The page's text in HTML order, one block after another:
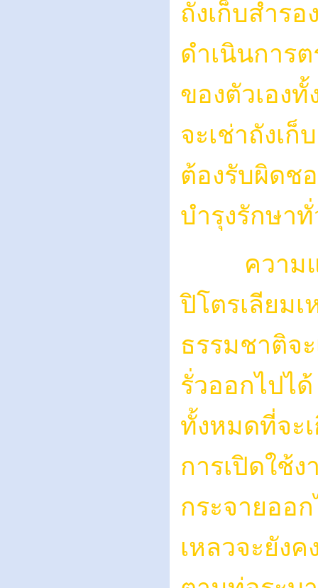
ถังเก็บสำรอ
ดำเนินการ
ของตัวเอง
จะเช่าถังเก็
ต้องรับผิดช
บำรุงรักษา
ความแต
ปิโตรเลียม
ธรรมชาติจ
รั่วออกไปไ
ทั้งหมดที่จะ
การเปิดใช้
กระจายออ
เหลวจะยัง